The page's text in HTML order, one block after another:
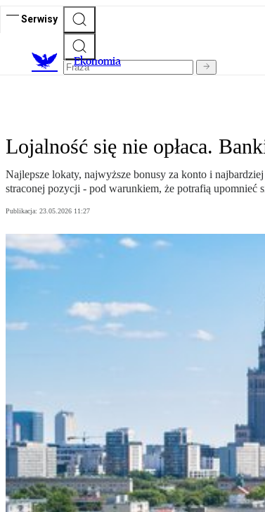
Serwisy
Ekonomia
Lojalność się nie opłaca.
Najlepsze lokaty, najwyższe bonusy za konto i
straconej pozycji - pod warunkiem, że potrafią upomnieć
Publikacja: 23.05.2026 11:27